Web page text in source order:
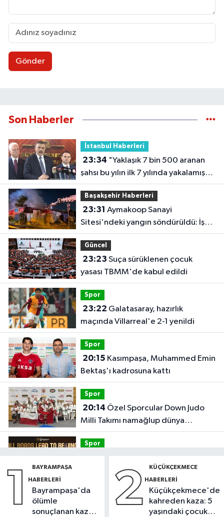
Gönder
Son Haberler
İstanbul Haberleri
23:34
şahsı bu yılın ilk 7 yılında yakalamış
durumdayız"
Başakşehir Haberleri
23:31
Sitesi'ndeki yangın söndürüldü: İş
yeri kullanılamaz hale geldi
Güncel
23:23
yasası TBMM'de kabul edildi
Spor
23:22
maçında Villarreal'e 2-1 yenildi
Spor
20:15
Bektaş'ı kadrosuna kattı
Spor
20:14
Milli Takımı namağlup dünya
şampiyonu
Spor
2026’da yer alacak takımlar belli
Fatih Haberleri
1 BAYRAMPAŞA
HABERLERI
Bayrampaşa'da
ölümle
sonuçlanan kaza:
2 KÜÇÜKÇEKMECE
HABERLERI
Küçükçekmece'de
kahreden kaza: 5
yaşındaki çocuk